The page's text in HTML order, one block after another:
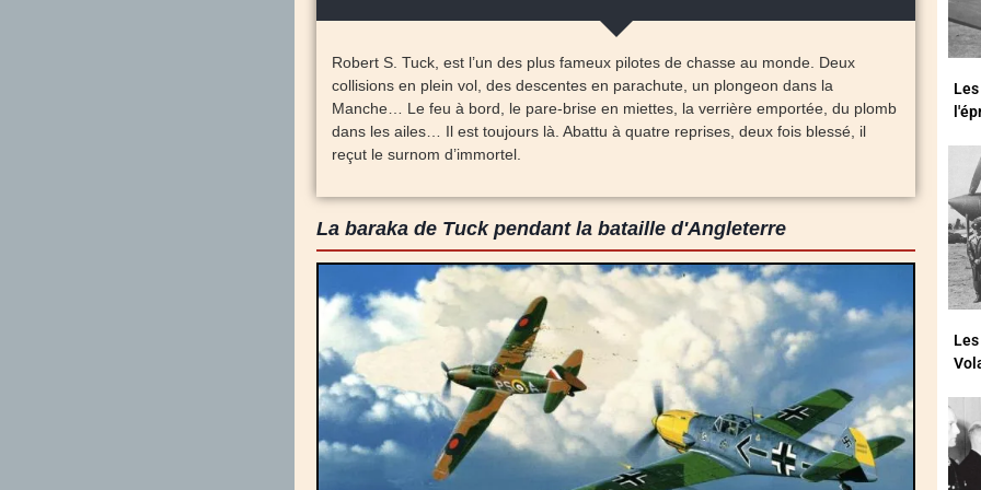
Robert S. Tuck, est l’un des plus fameux pilotes de chasse au monde. Deux
collisions en plein vol, des descentes en parachute, un plongeon dans la
Manche… Le feu à bord, le pare-brise en miettes, la verrière emportée, du plomb
dans les ailes… Il est toujours là. Abattu à quatre reprises, deux fois blessé, il
reçut le surnom d’immortel.
La baraka de Tuck pendant la bataille d'Angleterre